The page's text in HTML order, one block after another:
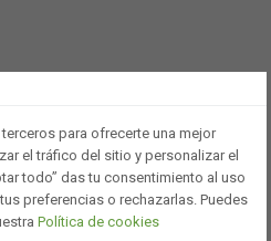
para ofrecerte una mejor
el tráfico del sitio y personalizar el
todo” das tu consentimiento al uso
preferencias o rechazarlas. Puedes
Política de cookies